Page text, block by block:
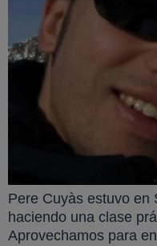
Pere Cuyàs estuvo en
haciendo una clase
Aprovechamos para